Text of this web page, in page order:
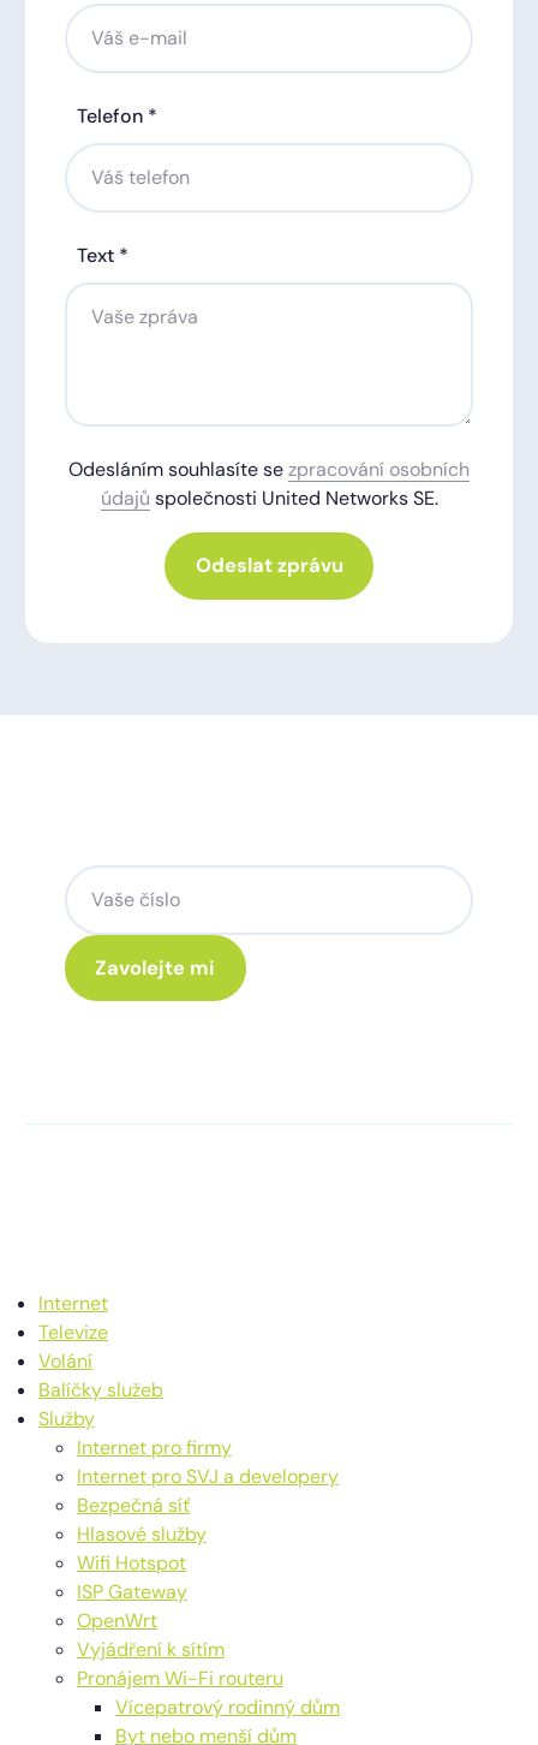
Telefon *
Text *
Odesláním souhlasíte sezpracování osobních
údajů společnosti United Networks SE.
Odeslat zprávu
Internet
Televize
Volání
Balíčky služeb
Služby
Internet pro firmy
Internet pro SVJ a developery
Bezpečná síť
Hlasové služby
Wifi Hotspot
ISP Gateway
OpenWrt
Vyjádření k sítím
Pronájem Wi-Fi routeru
Vícepatrový rodinný dům
Byt nebo menší dům